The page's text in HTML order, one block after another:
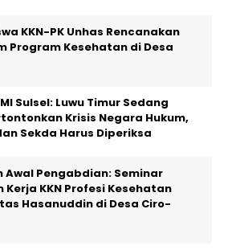
KKN-PK Unhas Rencanakan
Program Kesehatan di Desa
Sulsel: Luwu Timur Sedang
Krisis Negara Hukum,
Sekda Harus Diperiksa
Awal Pengabdian: Seminar
Kerja KKN Profesi Kesehatan
Hasanuddin di Desa Ciro-